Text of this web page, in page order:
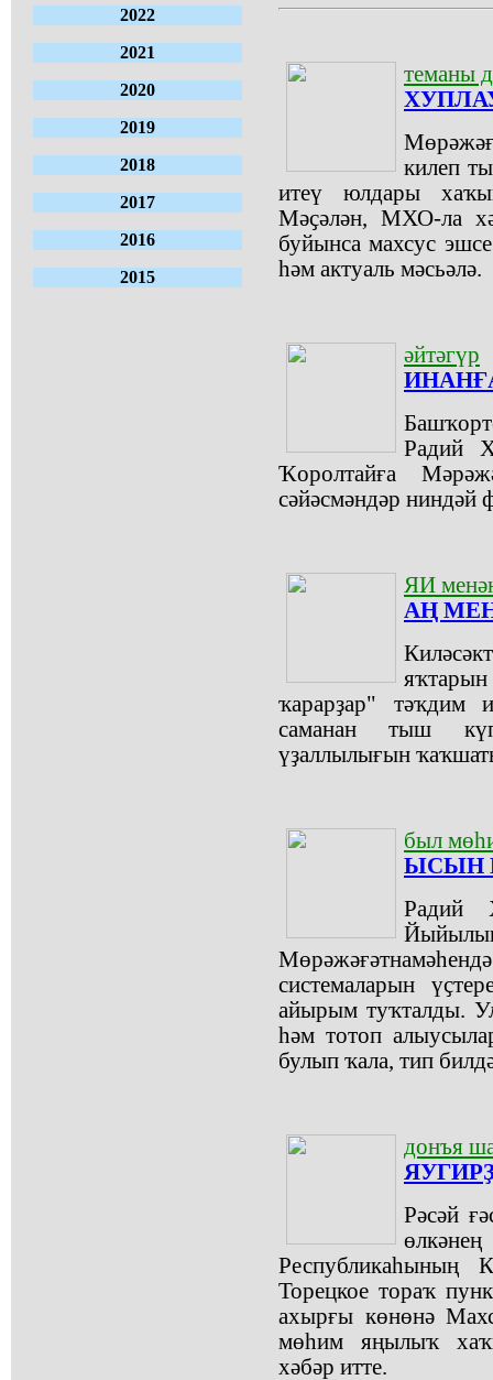
2022
2021
2020
2019
2018
2017
2016
2015
теманы
килеп
итеү юлдары
Мәҫәлән, МХО-ла
буйынса махсус
һәм актуаль мәсьәлә.
әйтәгүр
Радий
Ҡоролтайға
сәйәсмәндәр ниндәй
ЯИ
АҢ
яҡтарын
ҡарарҙар" тәҡдим
саманан тыш
үҙаллылығын
был
ЫСЫН
Радий
системаларын
айырым туҡталды.
һәм тотоп
булып ҡала, тип
донъя
Рәсәй
Республикаһының
Торецкое тораҡ
ахырғы көнөнә
мөһим яңылыҡ
хәбәр итте.